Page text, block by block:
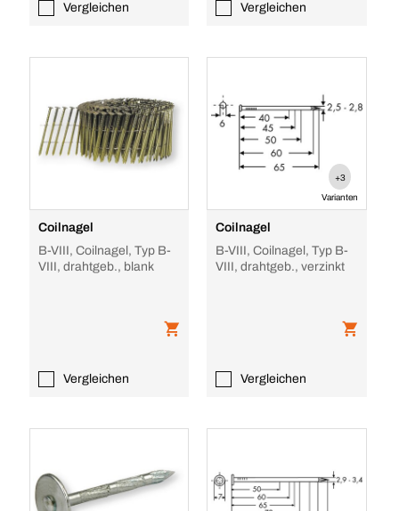
Vergleichen Vergleichen
Coilnagel
B-VIII, Coilnagel, Typ B-
VIII, drahtgeb., blank
Vergleichen
+3
Varianten
Coilnagel
B-VIII, Coilnagel, Typ B-
VIII, drahtgeb., verzinkt
Vergleichen